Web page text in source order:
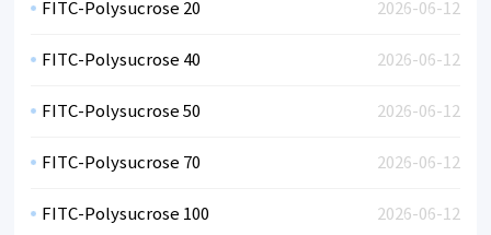
2026-06-12
FITC-Polysucrose 20
2026-06-12
FITC-Polysucrose 40
2026-06-12
FITC-Polysucrose 50
2026-06-12
FITC-Polysucrose 70
2026-06-12
FITC-Polysucrose 100